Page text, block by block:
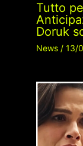
Tutto
Doruk
News/ 13/